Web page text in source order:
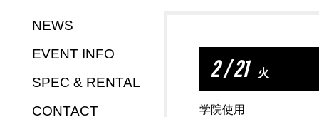
NEWS
EVENT INFO
SPEC & RENTAL
CONTACT
2 / 21 火
学院使用